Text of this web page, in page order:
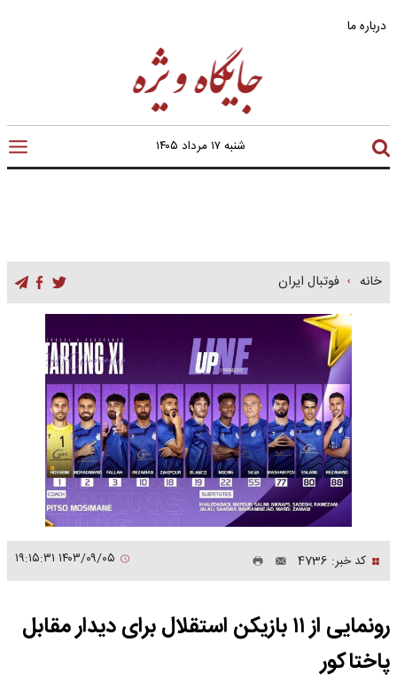
درباره ما
شنبه ۱۷ مرداد ۱۴۰۵
خانه فوتبال ایران
کد خبر: 4736
رونمایی از ۱۱ بازیکن استقلال برای دیدار مقابل
پاختاکور